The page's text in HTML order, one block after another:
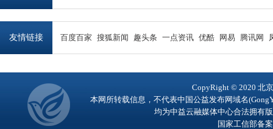
友情链接 百度百家 搜狐新闻 趣头条 一点资讯 优酷 网易 腾讯网
CopyRight © 2020 北
本网所转载信息，不代表中国公益发布网域名
均为中益云融媒体中心合法拥有
国家工信部备